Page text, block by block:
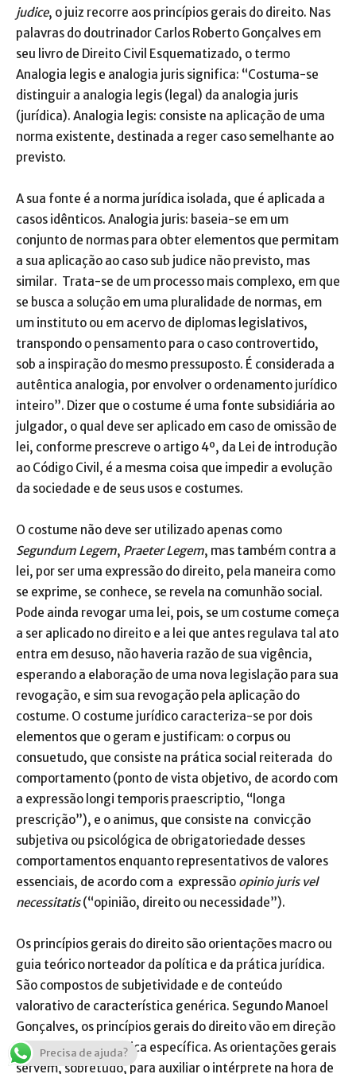
judice, o juiz recorre aos princípios gerais do direito. Nas
palavras do doutrinador Carlos Roberto Gonçalves em
seu livro de Direito Civil Esquematizado, o termo
Analogia legis e analogia juris significa: “Costuma-se
distinguir a analogia legis (legal) da analogia juris
(jurídica). Analogia legis: consiste na aplicação de uma
norma existente, destinada a reger caso semelhante ao
previsto.
A sua fonte é a norma jurídica isolada, que é aplicada a
casos idênticos. Analogia juris: baseia-se em um
conjunto de normas para obter elementos que permitam
a sua aplicação ao caso sub judice não previsto, mas
similar. Trata-se de um processo mais complexo, em que
se busca a solução em uma pluralidade de normas, em
um instituto ou em acervo de diplomas legislativos,
transpondo o pensamento para o caso controvertido,
sob a inspiração do mesmo pressuposto. É considerada a
autêntica analogia, por envolver o ordenamento jurídico
inteiro”. Dizer que o costume é uma fonte subsidiária ao
julgador, o qual deve ser aplicado em caso de omissão de
lei, conforme prescreve o artigo 4º, da Lei de introdução
ao Código Civil, é a mesma coisa que impedir a evolução
da sociedade e de seus usos e costumes.
O costume não deve ser utilizado apenas como
Segundum Legem, Praeter Legem, mas também contra a
lei, por ser uma expressão do direito, pela maneira como
se exprime, se conhece, se revela na comunhão social.
Pode ainda revogar uma lei, pois, se um costume começa
a ser aplicado no direito e a lei que antes regulava tal ato
entra em desuso, não haveria razão de sua vigência,
esperando a elaboração de uma nova legislação para sua
revogação, e sim sua revogação pela aplicação do
costume. O costume jurídico caracteriza-se por dois
elementos que o geram e justificam: o corpus ou
consuetudo, que consiste na prática social reiterada do
comportamento (ponto de vista objetivo, de acordo com
a expressão longi temporis praescriptio, “longa
prescrição”), e o animus, que consiste na convicção
subjetiva ou psicológica de obrigatoriedade desses
comportamentos enquanto representativos de valores
essenciais, de acordo com a expressão opinio juris vel
necessitatis(“opinião, direito ou necessidade”).
Os princípios gerais do direito são orientações macro ou
guia teórico norteador da política e da prática jurídica.
São compostos de subjetividade e de conteúdo
valorativo de característica genérica. Segundo Manoel
Gonçalves, os princípios gerais do direito vão em direção
a uma situação jurídica específica. As orientações gerais
servem, sobretudo, para auxiliar o intérprete na hora de
Precisa de ajuda?